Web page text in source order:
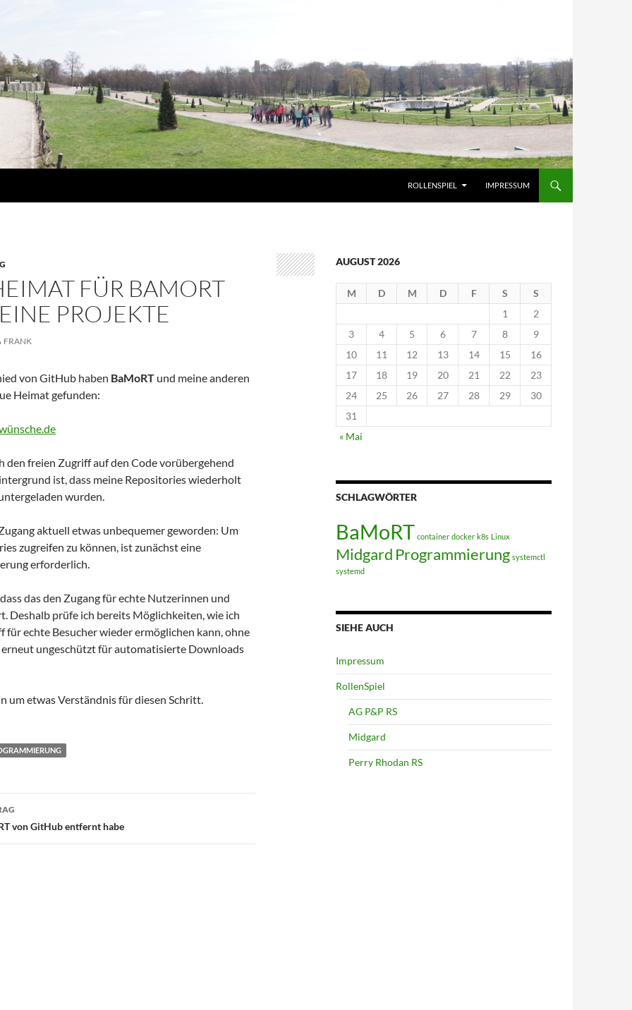
ROLLENSPIEL IMPRESSUM
FÜR BAMORT
PROJEKTE
FRANK
von GitHub haben BaMoRT und meine anderen
Heimat gefunden:
den freien Zugriff auf den Code vorübergehend
ist, dass meine Repositories wiederholt
wurden.
aktuell etwas unbequemer geworden: Um
zugreifen zu können, ist zunächst eine
erforderlich.
das den Zugang für echte Nutzerinnen und
Deshalb prüfe ich bereits Möglichkeiten, wie ich
für echte Besucher wieder ermöglichen kann, ohne
ungeschützt für automatisierte Downloads
um etwas Verständnis für diesen Schritt.
von GitHub entfernt habe
AUGUST 2026
M D M D F S
S
1
2
3
4 5 6 7 8
9
10
11 12 13 14 15
16
17
18 19 20 21 22
23
24
25 26 27 28 29
30
31
« Mai
SCHLAGWÖRTER
BaMoRT container docker k8s Linux
Midgard Programmierung systemctl
systemd
SIEHE AUCH
Impressum
RollenSpiel
AG P&P RS
Midgard
Perry Rhodan RS